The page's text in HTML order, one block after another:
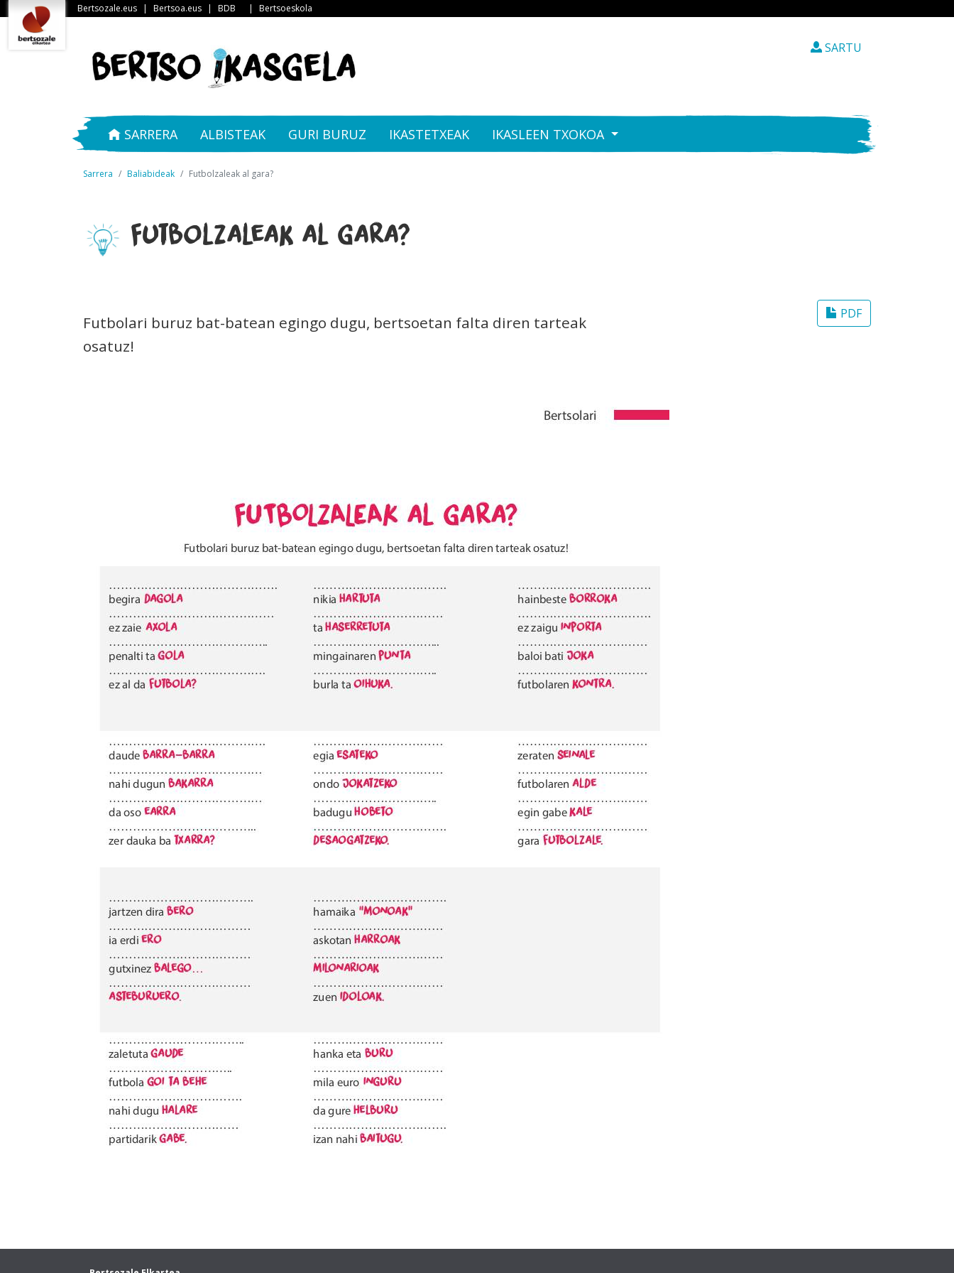
Bertsozale.eus | Bertsoa.eus | BDB | Bertsoeskola
SARTU
SARRERA ALBISTEAK GURI BURUZ IKASTETXEAK IKASLEEN TXOKOA
Sarrera Baliabideak Futbolzaleak al gara?
Futbolzaleak al gara?
Futbolari buruz bat-batean egingo dugu, bertsoetan falta diren tarteak
osatuz!
PDF